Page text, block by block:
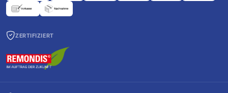
ZERTIFIZIERT